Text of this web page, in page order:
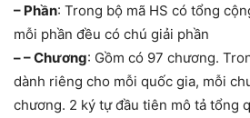
– Phần: Trong bộ mã HS có tổng
mỗi phần đều có chú giải phần
– – Chương: Gồm có 97 chương.
dành riêng cho mỗi quốc gia, mỗi
chương. 2 ký tự đầu tiên mô tả tổng